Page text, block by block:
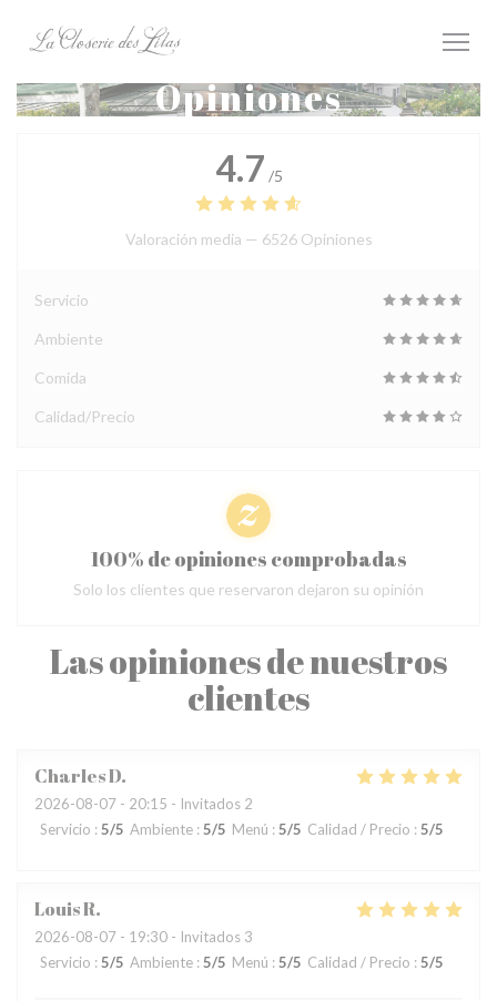
Opiniones
Las opiniones de nuestros
clientes
CharlesD
2026-08-07 - 20:15 - Invitados 2
Servicio : 5/5 Ambiente : 5/5 Menú : 5/5 Calidad / Precio : 5/5
LouisR
2026-08-07 - 19:30 - Invitados 3
Servicio : 5/5 Ambiente : 5/5 Menú : 5/5 Calidad / Precio : 5/5
4.7 /5
Valoración media — 6526 Opiniones
Servicio
Ambiente
Comida
Calidad/Precio
100% de opiniones comprobadas
Solo los clientes que reservaron dejaron su opinión